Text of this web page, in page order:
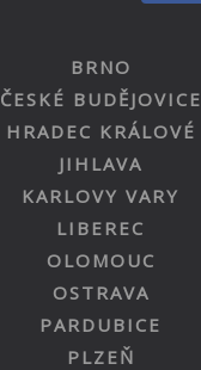
BRNO
ČESKÉ BUDĚJOVICE
HRADEC KRÁLOVÉ
JIHLAVA
KARLOVY VARY
LIBEREC
OLOMOUC
OSTRAVA
PARDUBICE
PLZEŇ